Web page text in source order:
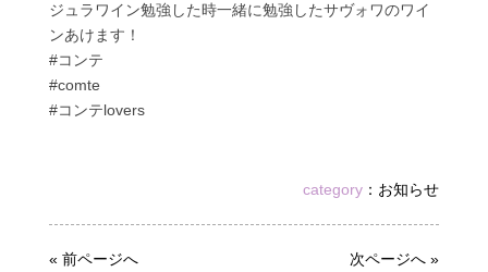
ジュラワイン勉強した時一緒に勉強したサヴォワのワイ
ンあけます！
#コンテ
#comte
#コンテlovers
category ： お知らせ
« 前ページへ 次ページへ »